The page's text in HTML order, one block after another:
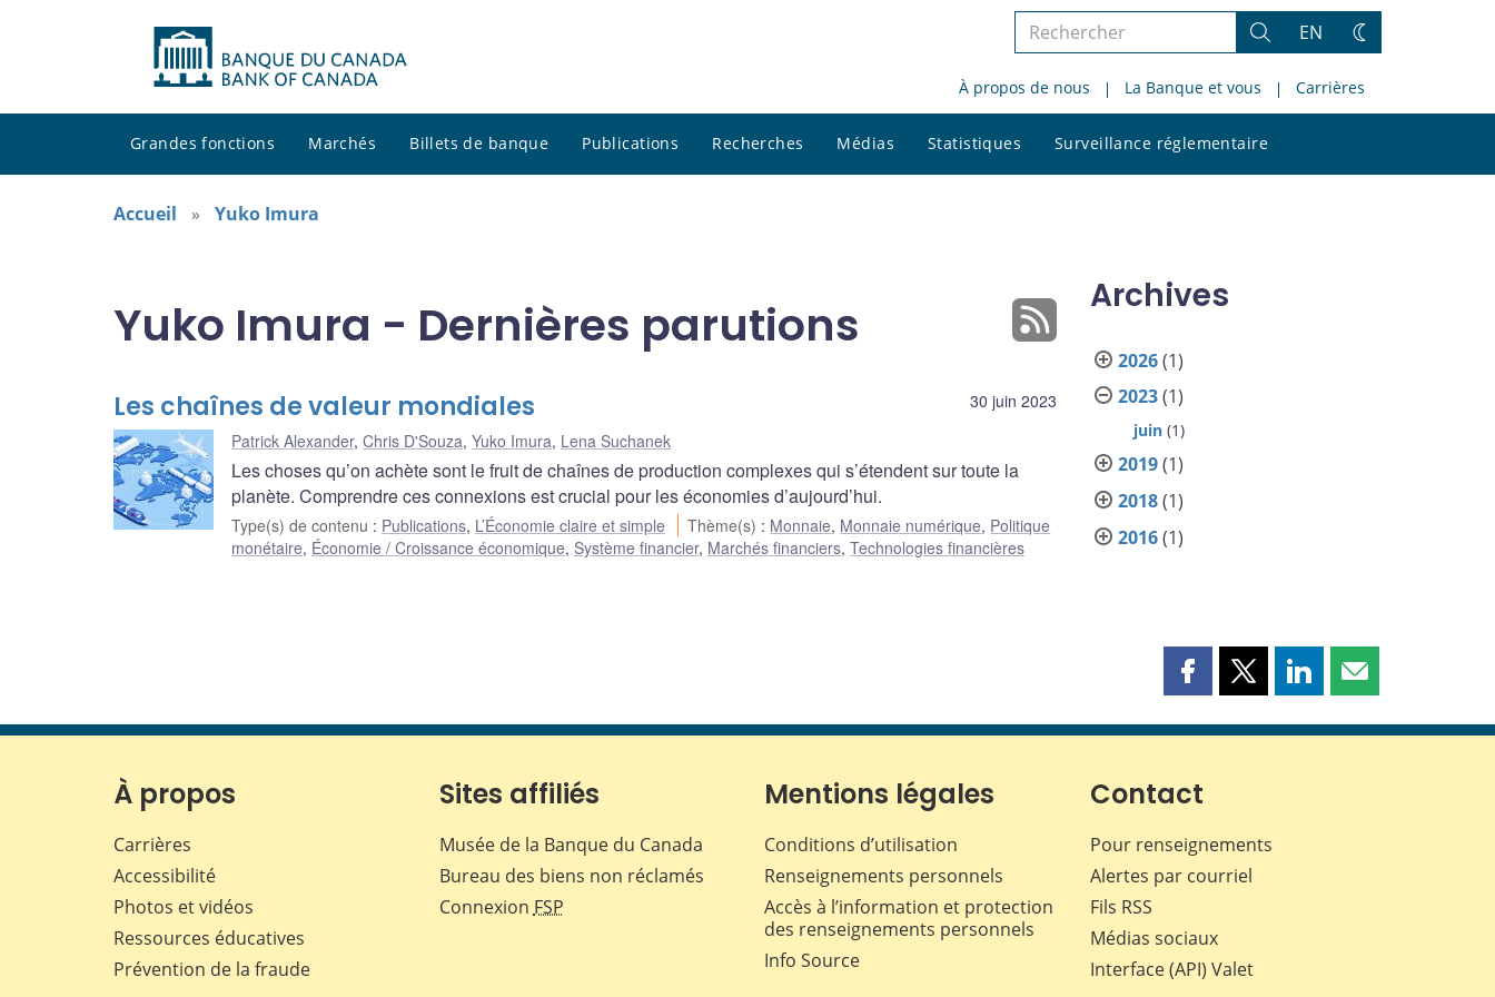
Rechercher
le
site
Rechercher
EN
Changez
thème
À propos de nous La Banque et vous Carrières
Grandes fonctions Marchés Billets de banque Publications Recherches Médias Statistiques Surveillance réglementaire
le
Accueil Yuko Imura
Yuko Imura - Dernières parutions
30 juin 2023
Les chaînes de valeur mondiales
Patrick Alexander, Chris D'Souza, Yuko Imura, Lena Suchanek
Les choses qu’on achète sont le fruit de chaînes de production complexes qui s’étendent sur toute la
planète. Comprendre ces connexions est crucial pour les économies d’aujourd’hui.
Type(s) de contenu : Publications, L’Économie claire et simple Thème(s) : Monnaie, Monnaie numérique, Politique
monétaire, Économie / Croissance économique, Système financier, Marchés financiers, Technologies financières
Archives
2026(1)
2023(1)
juin (1)
2019(1)
2018(1)
2016(1)
Partager
page
Facebook
Partager
page
Partager
page
Partager
page
À propos
Carrières
Accessibilité
Photos et vidéos
Ressources éducatives
Prévention de la fraude
Sites affiliés
Musée de la Banque du Canada
Bureau des biens non réclamés
Connexion FSP
Mentions légales
Conditions d’utilisation
Renseignements personnels
Accès à l’information et protection
des renseignements personnels
Info Source
Contact
Pour renseignements
Alertes par courriel
Fils RSS
Médias sociaux
Interface (API) Valet